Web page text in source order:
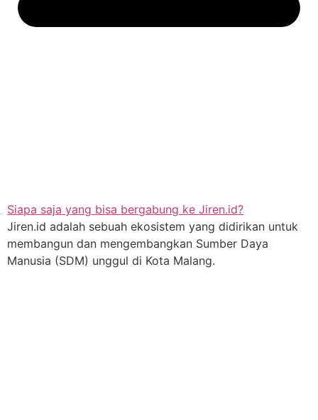
Siapa saja yang bisa bergabung ke Jiren.id?
Jiren.id adalah sebuah ekosistem yang didirikan untuk
membangun dan mengembangkan Sumber Daya
Manusia (SDM) unggul di Kota Malang.